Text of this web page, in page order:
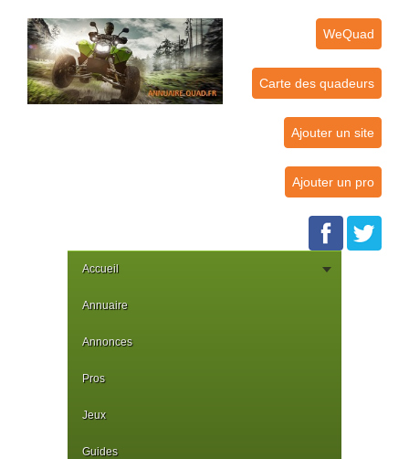
WeQuad
Carte des quadeurs
Ajouter un site
Ajouter un pro
Accueil
Annuaire
Annonces
Pros
Jeux
Guides